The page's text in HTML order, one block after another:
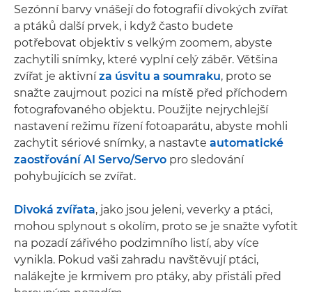
Sezónní barvy vnášejí do fotografií divokých zvířat
a ptáků další prvek, i když často budete
potřebovat objektiv s velkým zoomem, abyste
zachytili snímky, které vyplní celý záběr. Většina
zvířat je aktivníza úsvitu a soumraku, proto se
snažte zaujmout pozici na místě před příchodem
fotografovaného objektu. Použijte nejrychlejší
nastavení režimu řízení fotoaparátu, abyste mohli
zachytit sériové snímky, a nastavte automatické
zaostřování AI Servo/Servo pro sledování
pohybujících se zvířat.
Divoká zvířata, jako jsou jeleni, veverky a ptáci,
mohou splynout s okolím, proto se je snažte vyfotit
na pozadí zářivého podzimního listí, aby více
vynikla. Pokud vaši zahradu navštěvují ptáci,
nalákejte je krmivem pro ptáky, aby přistáli před